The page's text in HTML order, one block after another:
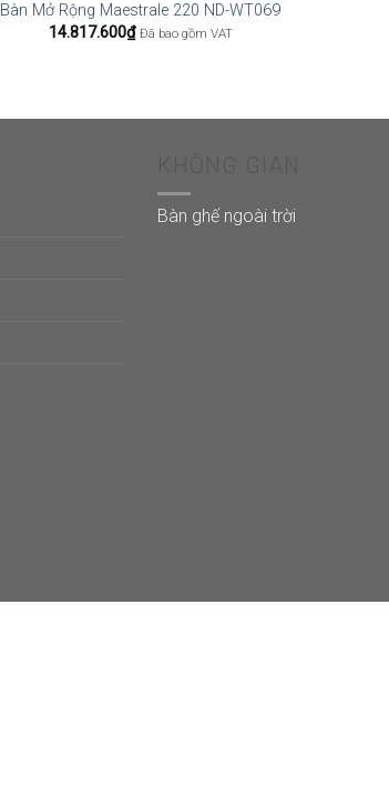
Bàn Mở Rộng Maestrale 220 ND-WT069
14.817.600₫ Đã bao gồm VAT
Bàn ghế ngoài trời